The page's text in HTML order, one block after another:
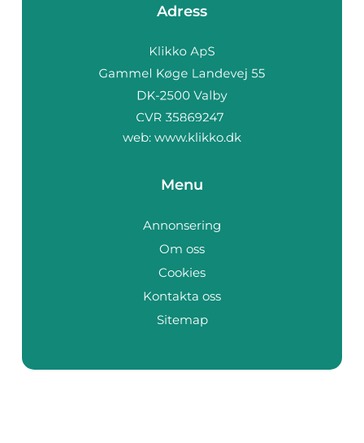
Adress
web: www.klikko.dk
Menu
Annonsering
Om oss
Cookies
Kontakta oss
Sitemap